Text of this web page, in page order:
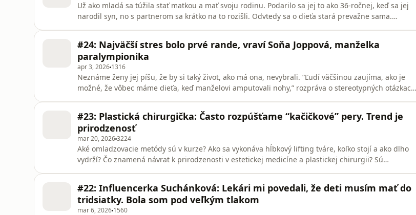
Už ako mladá sa túžila stať matkou a mať svoju rodinu. Podarilo sa jej to ako 36-ročnej, keď sa jej
narodil syn, no s partnerom sa krátko na to rozišli. Odvtedy sa o dieťa stará prevažne sama.
prispôsobiť starost
#24: Najväčší stres bolo prvé rande, vraví Soňa Joppová, manželka
paralympionika
apr 3, 2026 1316
Neznáme ženy jej píšu, že by si taký život, ako má ona, nevybrali. “Ľudí väčšinou zaujíma, ako je
možné, že vôbec máme dieťa, keď manželovi amputovali nohy,” rozpráva o stereotypných otázkach
nereaguje, na druhej strane otvorene komunikuje o živote s manželom, úspešným
paralympionikom Martinom Joppom, na soc
#23: Plastická chirurgička: Často rozpúšťame “kačičkové” pery. Trend je
prirodzenosť
mar 20, 20263224
Aké omladzovacie metódy sú v kurze? Ako sa vykonáva hĺbkový lifting tváre, koľko stojí a ako dlho
vydrží? Čo znamená návrat k prirodzenosti v estetickej medicíne a plastickej chirurgii? Sú
je to lacnejšie. A
#22: Influencerka Suchánková: Lekári mi povedali, že deti musím mať do
tridsiatky. Bola som pod veľkým tlakom
mar 6, 2026 1560